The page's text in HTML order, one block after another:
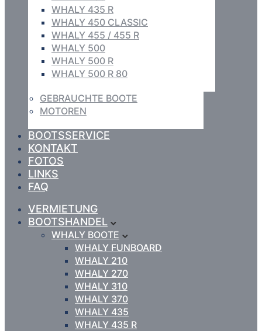
WHALY 435 R
WHALY 450 CLASSIC
WHALY 455 / 455 R
WHALY 500
WHALY 500 R
WHALY 500 R 80
GEBRAUCHTE BOOTE
MOTOREN
BOOTSSERVICE
KONTAKT
FOTOS
LINKS
FAQ
VERMIETUNG
BOOTSHANDEL
WHALY BOOTE
WHALY FUNBOARD
WHALY 210
WHALY 270
WHALY 310
WHALY 370
WHALY 435
WHALY 435 R